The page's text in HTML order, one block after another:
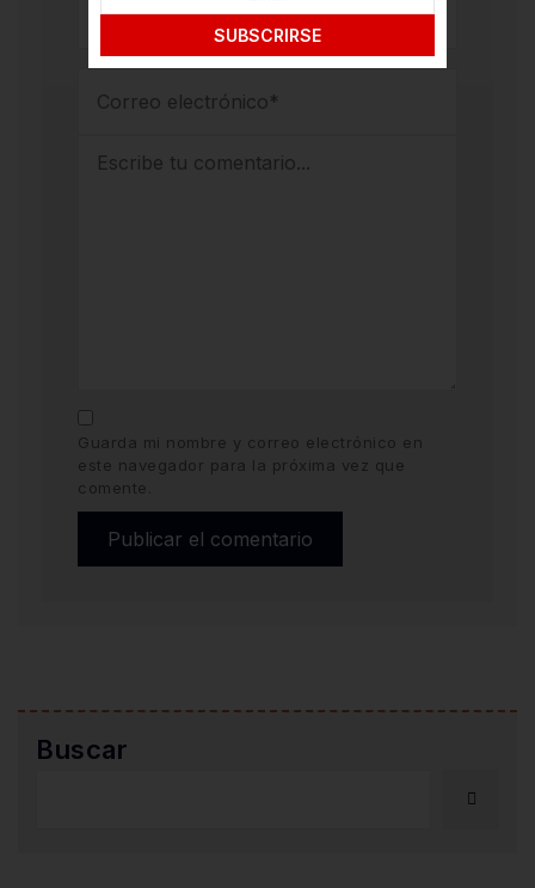
Guarda mi nombre y correo electrónico en
este navegador para la próxima vez que
comente.
Buscar
SUBSCRIRSE